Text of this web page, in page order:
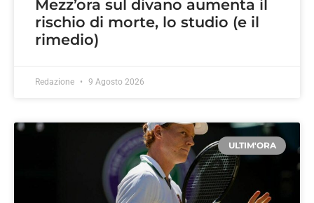
Mezz’ora sul divano aumenta il
rischio di morte, lo studio (e il
rimedio)
Redazione 9 Agosto 2026
ULTIM'ORA